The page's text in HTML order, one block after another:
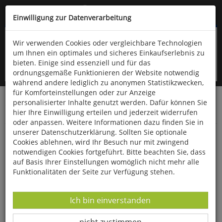
Kompletten Head der Seite überspringen
oder (06766) 9323-960
Startseite Haushalt & Garten
Küche & Haushalt
Diverses
Blechdose »Haribo Goldbären Vintage«
Einwilligung zur Datenverarbeitung
Wir verwenden Cookies oder vergleichbare Technologien
um Ihnen ein optimales und sicheres Einkaufserlebnis zu
bieten. Einige sind essenziell und für das
ordnungsgemäße Funktionieren der Website notwendig
während andere lediglich zu anonymen Statistikzwecken,
für Komforteinstellungen oder zur Anzeige
personalisierter Inhalte genutzt werden. Dafür können Sie
hier Ihre Einwilligung erteilen und jederzeit widerrufen
oder anpassen. Weitere Informationen dazu finden Sie in
unserer Datenschutzerklärung. Sollten Sie optionale
Cookies ablehnen, wird Ihr Besuch nur mit zwingend
notwendigen Cookies fortgeführt. Bitte beachten Sie, dass
auf Basis Ihrer Einstellungen womöglich nicht mehr alle
Funktionalitäten der Seite zur Verfügung stehen.
Datenverarbeitung -
Ich bin einverstanden